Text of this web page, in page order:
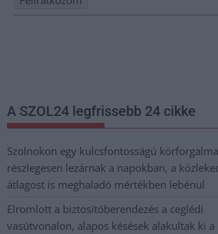
A SZOL24 legfrissebb 24 cikke
Szolnokon egy kulcsfontosságú
részlegesen lezárnak a napokban, a
átlagost is meghaladó mértékben lebénul
Elromlott a biztosítóberendezés a ceglédi
vasútvonalon, alapos késések alakultak ki a